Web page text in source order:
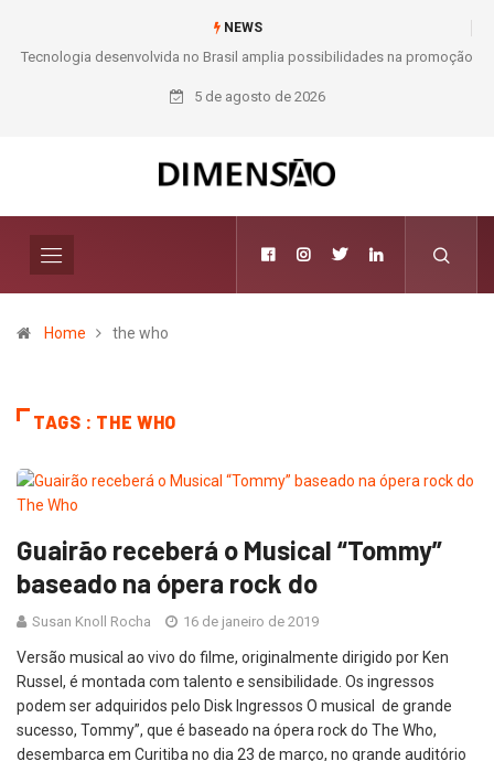
NEWS
Tecnologia desenvolvida no Brasil amplia possibilidades na promoção
da saúde preventiva
5 de agosto de 2026
Home the who
TAGS : THE WHO
Guairão receberá o Musical “Tommy”
baseado na ópera rock do
Susan Knoll Rocha 16 de janeiro de 2019
Versão musical ao vivo do filme, originalmente dirigido por Ken
Russel, é montada com talento e sensibilidade. Os ingressos
podem ser adquiridos pelo Disk Ingressos O musical de grande
sucesso, Tommy”, que é baseado na ópera rock do The Who,
desembarca em Curitiba no dia 23 de março, no grande auditório